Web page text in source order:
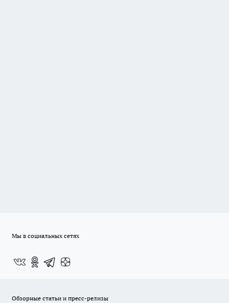
Мы в социальных сетях
Обзорные статьи и пресс-релизы